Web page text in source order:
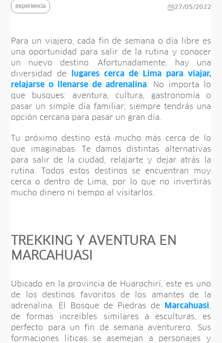
experiencia 27/05/2022
Para un viajero, cada fin de semana o día libre es
una oportunidad para salir de la rutina y conocer
un nuevo destino. Afortunadamente, hay una
diversidad de
lugares cerca de Lima para viajar,
relajarse o llenarse de adrenalina. No importa lo
que busques: aventura, cultura, gastronomía o
pasar un simple día familiar; siempre tendrás una
opción cercana para pasar un gran día.
Tu próximo destino está mucho más cerca de lo
que imaginabas. Te damos distintas alternativas
para salir de la ciudad, relajarte y dejar atrás la
rutina. Todos estos destinos se encuentran muy
cerca o dentro de Lima, por lo que no invertirás
mucho dinero ni tiempo al visitarlos.
TREKKING Y AVENTURA EN
MARCAHUASI
Ubicado en la provincia de Huarochirí, este es uno
de los destinos favoritos de los amantes de la
adrenalina. El Bosque de Piedras de
Marcahuasi
de formas increíbles similares a esculturas, es
perfecto para un fin de semana aventurero. Sus
formaciones líticas se asemejan a personajes y